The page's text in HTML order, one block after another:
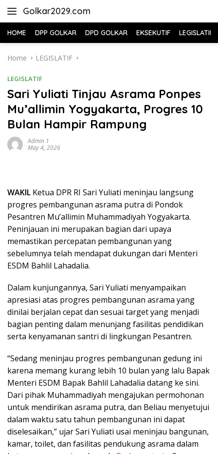
Golkar2029.com
HOME DPP GOLKAR DPD GOLKAR EKSEKUTIF LEGISLATIF
Home LEGISLATIF
LEGISLATIF
Sari Yuliati Tinjau Asrama Ponpes
Mu’allimin Yogyakarta, Progres 10
Bulan Hampir Rampung
Admin 1
May 4, 2026
WAKIL Ketua DPR RI Sari Yuliati meninjau langsung
progres pembangunan asrama putra di Pondok
Pesantren Mu’allimin Muhammadiyah Yogyakarta.
Peninjauan ini merupakan bagian dari upaya
memastikan percepatan pembangunan yang
sebelumnya telah mendapat dukungan dari Menteri
ESDM Bahlil Lahadalia.
Dalam kunjungannya, Sari Yuliati menyampaikan
apresiasi atas progres pembangunan asrama yang
dinilai berjalan cepat dan sesuai target yang menjadi
bagian penting dalam menunjang fasilitas pendidikan
serta kenyamanan santri di lingkungan Pesantren.
“Sedang meninjau progres pembangunan gedung ini
karena memang kurang lebih 10 bulan yang lalu Bapak
Menteri ESDM Bapak Bahlil Lahadalia datang ke sini.
Dari pihak Muhammadiyah mengajukan permohonan
untuk mendirikan asrama putra, dan Beliau menyetujui
dalam waktu satu tahun pembangunan ini dapat
diselesaikan,” ujar Sari Yuliati usai meninjau bangunan,
kamar, toilet, dan fasilitas pendukung asrama dalam